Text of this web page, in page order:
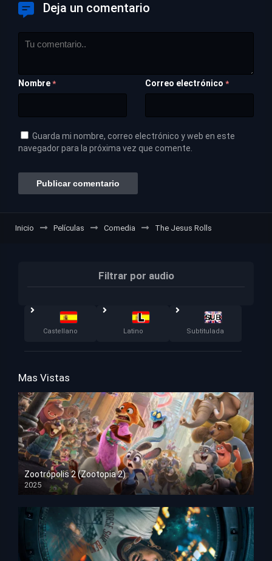
Deja un comentario
Nombre * Correo electrónico *
Guarda mi nombre, correo electrónico y web en este
navegador para la próxima vez que comente.
Inicio Películas Comedia The Jesus Rolls
Filtrar por audio
Castellano Latino Subtitulada
Mas Vistas
Zootrópolis 2 (Zootopia 2)
2025
HD 1080p